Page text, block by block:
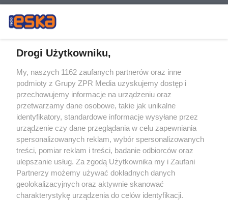
Żaden utwór zamieszczony w serwisie nie może być powielany i
rozpowszechniany lub dalej rozpowszechniany w jakikolwiek sposób (w
tym także elektroniczny lub mechaniczny) na jakimkolwiek polu
eksploatacji w jakiejkolwiek formie, włącznie z umieszczaniem w Internecie
bez pisemnej zgody właściciela praw. Jakiekolwiek użycie lub
wykorzystanie utworów w całości lub w części z naruszeniem prawa, tzn.
bez właściwej zgody, jest zabronione pod groźbą kary i może być ścigane
prawnie.
Drogi Użytkowniku,
My, naszych 1162 zaufanych partnerów oraz inne
podmioty z Grupy ZPR Media uzyskujemy dostęp i
przechowujemy informacje na urządzeniu oraz
przetwarzamy dane osobowe, takie jak unikalne
identyfikatory, standardowe informacje wysyłane przez
urządzenie czy dane przeglądania w celu zapewniania
spersonalizowanych reklam, wybór spersonalizowanych
treści, pomiar reklam i treści, badanie odbiorców oraz
ulepszanie usług. Za zgodą Użytkownika my i Zaufani
Partnerzy możemy używać dokładnych danych
geolokalizacyjnych oraz aktywnie skanować
charakterystykę urządzenia do celów identyfikacji.